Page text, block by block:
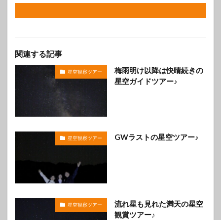
関連する記事
星空観察ツアー
梅雨明け以降は快晴続きの
星空ガイドツアー♪
星空観察ツアー GWラストの星空ツアー♪
星空観察ツアー
流れ星も見れた満天の星空
観賞ツアー♪